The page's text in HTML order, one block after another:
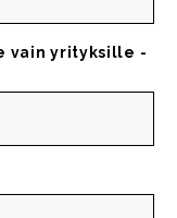
vain yrityksille -